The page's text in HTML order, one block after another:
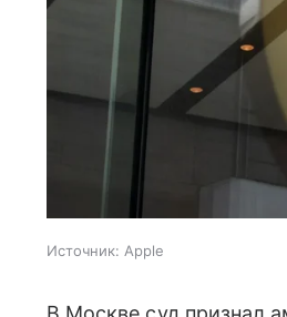
Источник: Apple